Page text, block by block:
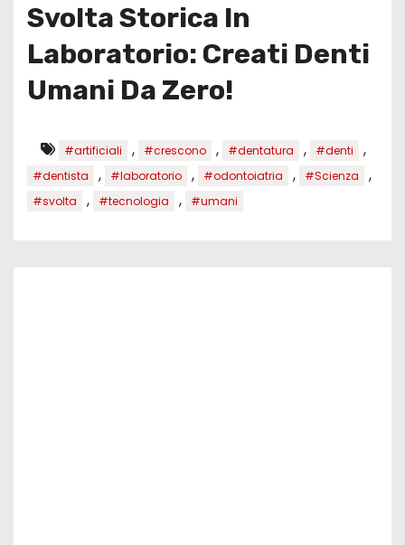
Svolta Storica In
Laboratorio: Creati Denti
Umani Da Zero!
#artificiali , #crescono , #dentatura , #denti ,
#dentista , #laboratorio , #odontoiatria , #Scienza ,
#svolta , #tecnologia , #umani